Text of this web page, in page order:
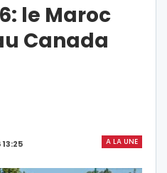
le Maroc
Canada
A LA UNE